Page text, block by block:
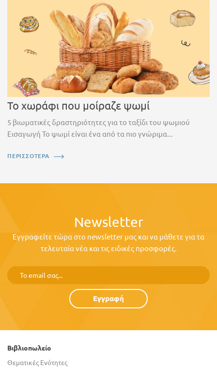
Το χωράφι που μοίραζε ψωμί
5 βιωματικές δραστηριότητες για το ταξίδι του ψωμιού
Εισαγωγή Το ψωμί είναι ένα από τα πιο γνώριμα...
ΠΕΡΙΣΣΟΤΕΡΑ
Newsletter
Εγγραφείτε τώρα στο newsletter μας και να μάθετε για τα
τελευταία νέα και τις ειδικές προσφορές.
Εγγραφή
Βιβλιοπωλείο
Θεματικές Ενότητες